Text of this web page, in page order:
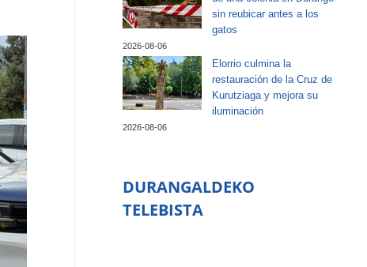
sin reubicar antes a los
gatos
2026-08-06
Elorrio culmina la
restauración de la Cruz de
Kurutziaga y mejora su
iluminación
2026-08-06
DURANGALDEKO
TELEBISTA